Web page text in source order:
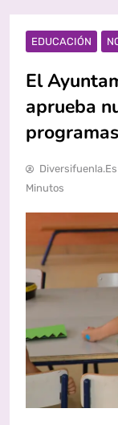
EDUCACIÓN
El
aprueba
programas
Diversifuenla.es
Minutos